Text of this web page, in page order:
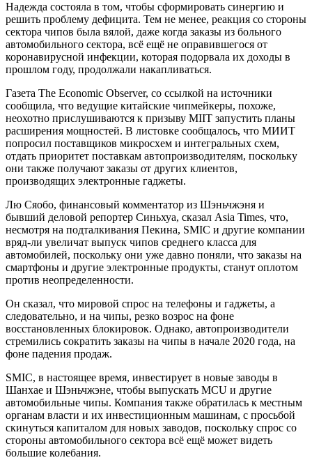
Надежда состояла в том, чтобы сформировать синергию и
решить проблему дефицита. Тем не менее, реакция со стороны
сектора чипов была вялой, даже когда заказы из больного
автомобильного сектора, всё ещё не оправившегося от
коронавирусной инфекции, которая подорвала их доходы в
прошлом году, продолжали накапливаться.
Газета The Economic Observer, со ссылкой на источники
сообщила, что ведущие китайские чипмейкеры, похоже,
неохотно прислушиваются к призыву MIIT запустить планы
расширения мощностей. В листовке сообщалось, что МИИТ
попросил поставщиков микросхем и интегральных схем,
отдать приоритет поставкам автопроизводителям, поскольку
они также получают заказы от других клиентов,
производящих электронные гаджеты.
Лю Сяобо, финансовый комментатор из Шэньчжэня и
бывший деловой репортер Синьхуа, сказал Asia Times, что,
несмотря на подталкивания Пекина, SMIC и другие компании
вряд-ли увеличат выпуск чипов среднего класса для
автомобилей, поскольку они уже давно поняли, что заказы на
смартфоны и другие электронные продукты, станут оплотом
против неопределенности.
Он сказал, что мировой спрос на телефоны и гаджеты, а
следовательно, и на чипы, резко возрос на фоне
восстановленных блокировок. Однако, автопроизводители
стремились сократить заказы на чипы в начале 2020 года, на
фоне падения продаж.
SMIC, в настоящее время, инвестирует в новые заводы в
Шанхае и Шэньчжэне, чтобы выпускать MCU и другие
автомобильные чипы. Компания также обратилась к местным
органам власти и их инвестиционным машинам, с просьбой
скинуться капиталом для новых заводов, поскольку спрос со
стороны автомобильного сектора всё ещё может видеть
большие колебания.